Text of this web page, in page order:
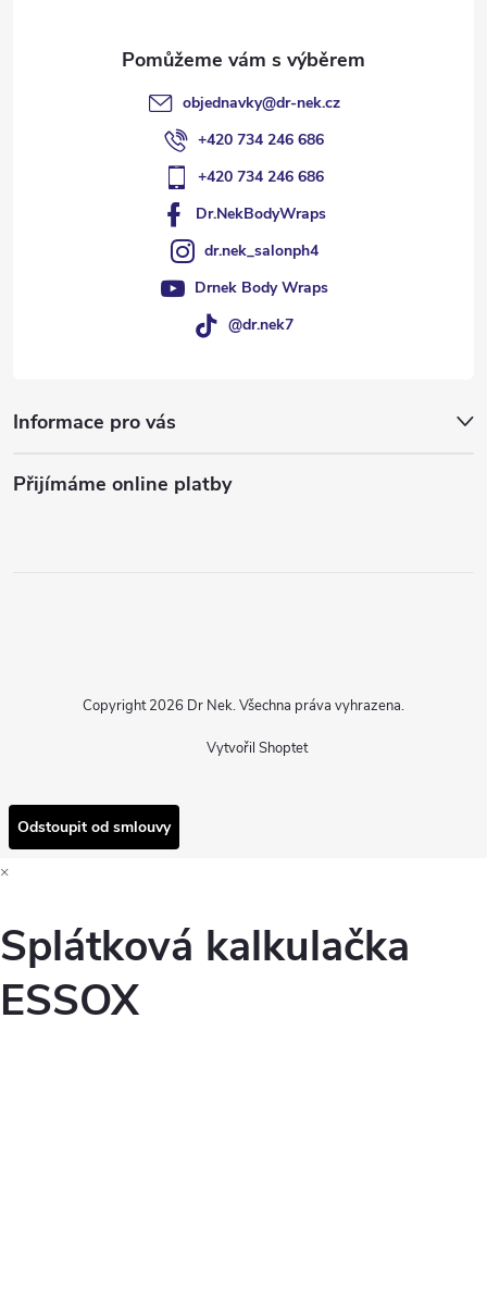
objednavky@dr-nek.cz
+420 734 246 686
+420 734 246 686
Dr.NekBodyWraps
dr.nek_salonph4
Drnek Body Wraps
@dr.nek7
Informace pro vás
Přijímáme online platby
Vytvořil Shoptet
Copyright 2026 Dr Nek. Všechna práva vyhrazena.
Odstoupit od smlouvy
×
Splátková kalkulačka
ESSOX